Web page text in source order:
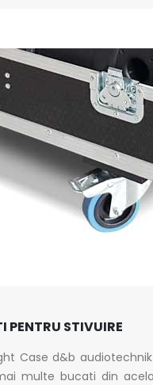
PENTRU STIVUIRE
Case d&b
multe bucati din